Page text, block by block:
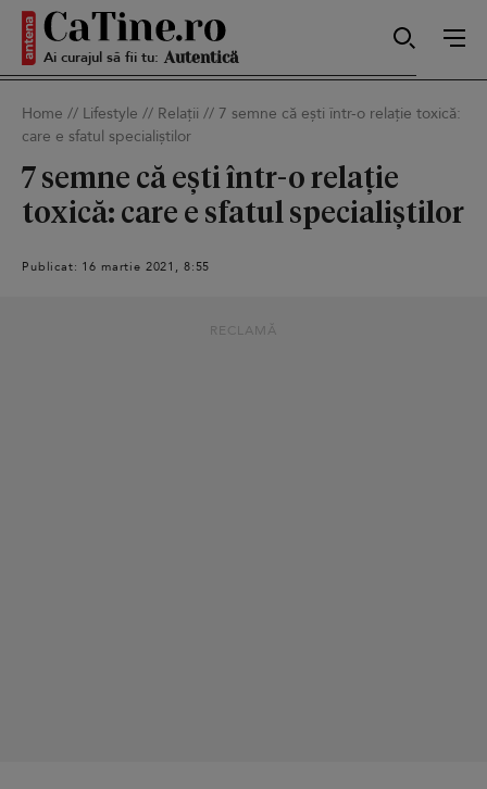
Ai curajul să fii tu: Sexy
Home // Lifestyle // Relații // 7 semne că ești într-o relație toxică:
care e sfatul specialiștilor
7 semne că ești într-o relație
toxică: care e sfatul specialiștilor
Publicat: 16 martie 2021, 8:55
RECLAMĂ